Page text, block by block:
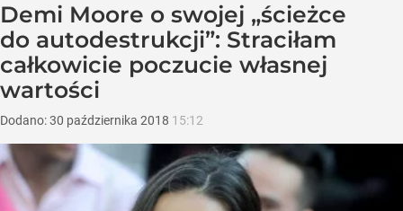
Demi Moore o swojej „ścieżce
do autodestrukcji”: Straciłam
całkowicie poczucie własnej
wartości
Dodano:30 października 2018 15:12